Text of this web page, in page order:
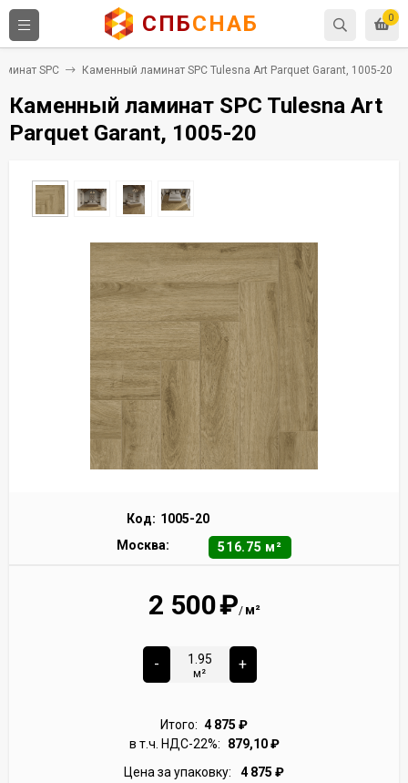
0
СПБСНАБ
SPC Каменный ламинат SPC Tulesna Art Parquet Garant, 1005-20
Каменный ламинат SPC Tulesna Art
Parquet Garant, 1005-20
Код: 1005-20
Москва:
516.75 м²
2 500₽/ м²
-
м²
+
Итого: 4 875 ₽
в т.ч. НДС-22%:
879,10₽
Цена за упаковку:
4 875 ₽